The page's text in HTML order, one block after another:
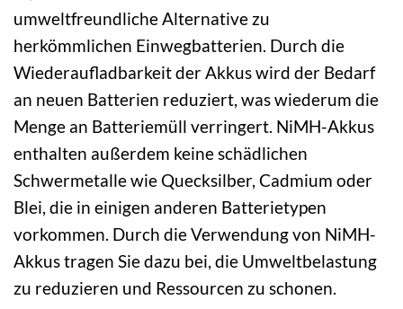
umweltfreundliche Alternative zu
herkömmlichen Einwegbatterien. Durch die
Wiederaufladbarkeit der Akkus wird der Bedarf
an neuen Batterien reduziert, was wiederum die
Menge an Batteriemüll verringert. NiMH-Akkus
enthalten außerdem keine schädlichen
Schwermetalle wie Quecksilber, Cadmium oder
Blei, die in einigen anderen Batterietypen
vorkommen. Durch die Verwendung von NiMH-
Akkus tragen Sie dazu bei, die Umweltbelastung
zu reduzieren und Ressourcen zu schonen.